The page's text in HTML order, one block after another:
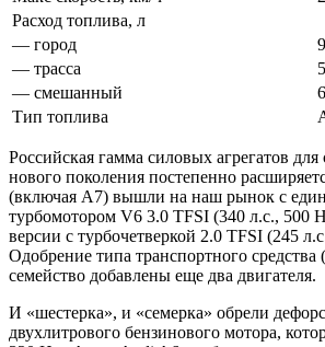
Расход топлива, л
— город
— трасса
— смешанный
Тип топлива
Российская гамма силовых агрегатов
нового поколения постепенно
(включая А7) вышли на наш рынок с
турбомотором V6 3.0 TFSI (340 л.с., 500
версии с турбочетверкой 2.0 TFSI (245
Одобрение типа транспортного
семейство добавлены еще два двигателя.
И «шестерка», и «семерка» обрели
двухлитрового бензинового мотора,